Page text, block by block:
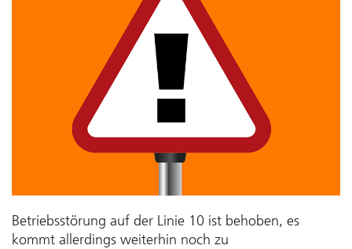
Betriebsstörung auf der Linie 10 ist behoben, es
kommt allerdings weiterhin noch zu